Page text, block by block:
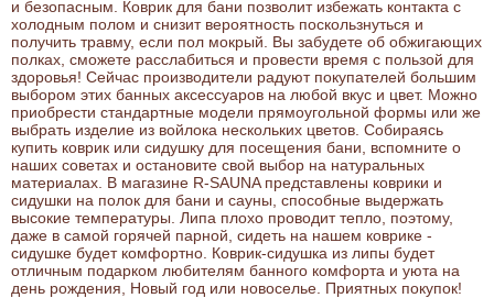
и безопасным. Коврик для бани позволит избежать контакта с
холодным полом и снизит вероятность поскользнуться и
получить травму, если пол мокрый. Вы забудете об обжигающих
полках, сможете расслабиться и провести время с пользой для
здоровья! Сейчас производители радуют покупателей большим
выбором этих банных аксессуаров на любой вкус и цвет. Можно
приобрести стандартные модели прямоугольной формы или же
выбрать изделие из войлока нескольких цветов. Собираясь
купить коврик или сидушку для посещения бани, вспомните о
наших советах и остановите свой выбор на натуральных
материалах. В магазине R-SAUNA представлены коврики и
сидушки на полок для бани и сауны, способные выдержать
высокие температуры. Липа плохо проводит тепло, поэтому,
даже в самой горячей парной, сидеть на нашем коврике -
сидушке будет комфортно. Коврик-сидушка из липы будет
отличным подарком любителям банного комфорта и уюта на
день рождения, Новый год или новоселье. Приятных покупок!